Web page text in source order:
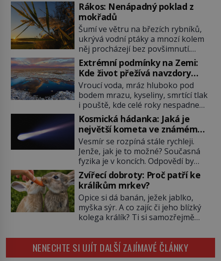
Rákos: Nenápadný poklad z
mokřadů
Šumí ve větru na březích rybníků,
ukrývá vodní ptáky a mnozí kolem
něj procházejí bez povšimnutí.
Přesto právě rákos pomáhal stavět
domy, vyrábět lodě, zapisovat první
texty a inspiroval řadu pověstí.
Tato skromná, ale užitečná
rostlina provází člověka už tisíce
let. Většina lidí vnímá rákos jen jako
obyčejnou kulisu letního koupání.
Stačí se však podívat […]
Extrémní podmínky na Zemi:
Kde život přežívá navzdory
všemu
Vroucí voda, mráz hluboko pod
bodem mrazu, kyseliny, smrtící tlak
i pouště, kde celé roky nespadne
jediná kapka deště. Na první
pohled místa, kde nemůže
existovat vůbec nic. Přesto právě
tady vědci objevují organismy,
které posouvají hranice života.
Každý nový nález mění naše
představy o tom, co všechno
dokáže příroda a napovídá, kde
bychom jednou […]
Kosmická hádanka: Jaká je
největší kometa ve známém
vesmíru?
Vesmír se rozpíná stále rychleji.
Jenže, jak je to možné? Současná
fyzika je v koncích. Odpovědí by
mohla být hypotetická temná
energie. Právě na tu se zaměří
pozornost dvojice zkušených
astronomů. Namísto ní ale objeví
něco mnohem hmatatelnějšího.
Naprosto rekordní kometu!
Gary Bernstein mravenčí prací
zkoumají archivní snímky v rámci
Zvířecí dobroty: Proč patří ke
králíkům mrkev?
Opice si dá banán, ježek jablko,
myška sýr. A co zajíc či jeho blízký
kolega králík? Ti si samozřejmě
podobné představy o potravě
zvířat často spíš mýty? Pokud máte
doma králíka, mrkev mu dát
NENECHTE SI UJÍT DALŠÍ ZAJÍMAVÉ ČLÁNKY